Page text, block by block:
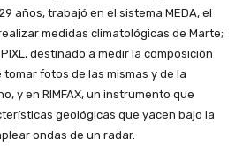
años, trabajó en el sistema MEDA, el
medidas climatológicas de Marte;
destinado a medir la composición
fotos de las mismas y de la
y en RIMFAX, un instrumento que
geológicas que yacen bajo la
ondas de un radar.